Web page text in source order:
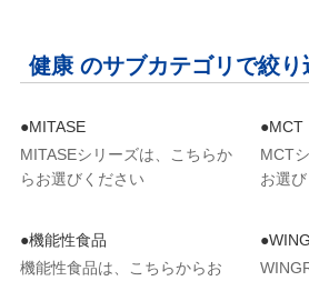
健康 のサブカテゴリで絞り
●MITASE
MITASEシリーズは、こちらか
らお選びください
●MCT
MCT
お選
●機能性食品
機能性食品は、こちらからお